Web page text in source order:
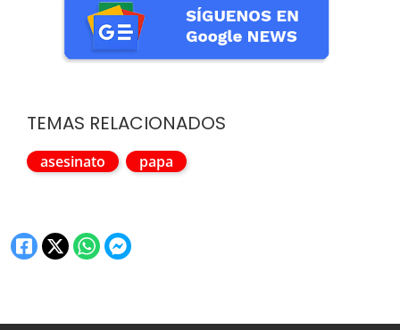
TEMAS RELACIONADOS
asesinato papa